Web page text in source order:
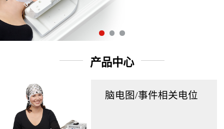
产品中心
脑电图/事件相关电位